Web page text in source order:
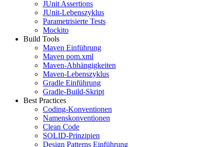
JUnit Assertions
JUnit-Lebenszyklus
Parametrisierte Tests
Mockito
Build Tools
Maven Einführung
Maven pom.xml
Maven-Abhängigkeiten
Maven-Lebenszyklus
Gradle Einführung
Gradle-Build-Skript
Best Practices
Coding-Konventionen
Namenskonventionen
Clean Code
SOLID-Prinzipien
Design Patterns Einführung